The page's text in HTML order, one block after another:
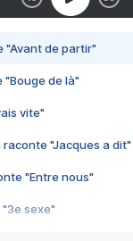
"Avant de partir"
"Bouge de là"
vite"
raconte "Jacques a dit"
"Entre nous"
"3e sexe"